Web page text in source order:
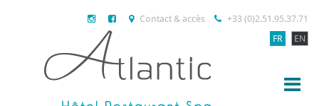
Contact & accès
+33 (0)2.51.95.37.71
FR
EN